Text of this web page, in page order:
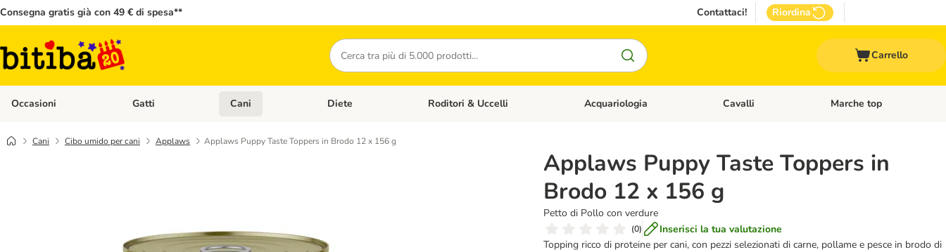
Consegna gratis già con 49 € di spesa** Contattaci! Riordina
Cerca
Carrello
Occasioni Apri Menù Categoria: Occasioni
Gatti Apri Menù Categoria: Gatti
Cani Apri Menù Categoria: Cani
Diete Apri Menù Categoria: Diete
Roditori & Uccelli Apri Menù Categoria: Roditori & Uccelli
Acquariologia Apri Menù Categoria: Acquariologia
Cavalli Apri Menù Categoria: Cavalli
Marche top
Cani Cibo umido per cani Applaws Applaws Puppy Taste Toppers in Brodo 12 x 156 g
Applaws Puppy Taste Toppers in
Brodo 12 x 156 g
Petto di Pollo con verdure
(0)
Inserisci la tua valutazione
Topping ricco di proteine per cani, con pezzi selezionati di carne, pollame e pesce in brodo di